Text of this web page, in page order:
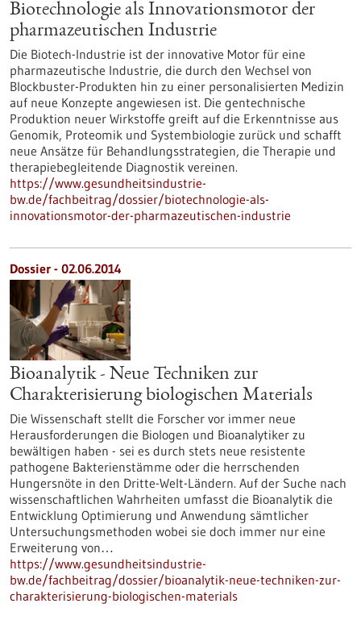
Biotechnologie als Innovationsmotor der
pharmazeutischen Industrie
Die Biotech-Industrie ist der innovative Motor für eine
pharmazeutische Industrie, die durch den Wechsel von
Blockbuster-Produkten hin zu einer personalisierten Medizin
auf neue Konzepte angewiesen ist. Die gentechnische
Produktion neuer Wirkstoffe greift auf die Erkenntnisse aus
Genomik, Proteomik und Systembiologie zurück und schafft
neue Ansätze für Behandlungsstrategien, die Therapie und
therapiebegleitende Diagnostik vereinen.
https://www.gesundheitsindustrie-
bw.de/fachbeitrag/dossier/biotechnologie-als-
innovationsmotor-der-pharmazeutischen-industrie
Dossier - 02.06.2014
Bioanalytik - Neue Techniken zur
Charakterisierung biologischen Materials
Die Wissenschaft stellt die Forscher vor immer neue
Herausforderungen die Biologen und Bioanalytiker zu
bewältigen haben - sei es durch stets neue resistente
pathogene Bakterienstämme oder die herrschenden
Hungersnöte in den Dritte-Welt-Ländern. Auf der Suche nach
wissenschaftlichen Wahrheiten umfasst die Bioanalytik die
Entwicklung Optimierung und Anwendung sämtlicher
Untersuchungsmethoden wobei sie doch immer nur eine
Erweiterung von…
https://www.gesundheitsindustrie-
bw.de/fachbeitrag/dossier/bioanalytik-neue-techniken-zur-
charakterisierung-biologischen-materials